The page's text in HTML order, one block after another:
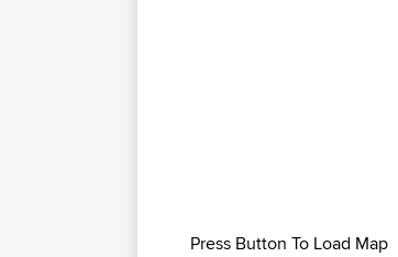
Press Button To Load Map